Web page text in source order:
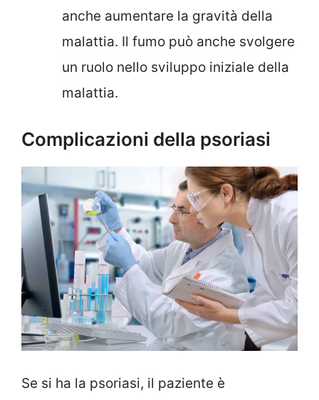
anche aumentare la gravità della
malattia. Il fumo può anche svolgere
un ruolo nello sviluppo iniziale della
malattia.
Complicazioni della psoriasi
Se si ha la psoriasi, il paziente è